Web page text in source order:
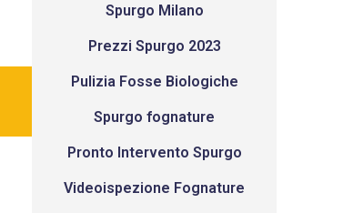
Spurgo Milano
Prezzi Spurgo 2023
Pulizia Fosse Biologiche
Spurgo fognature
Pronto Intervento Spurgo
Videoispezione Fognature